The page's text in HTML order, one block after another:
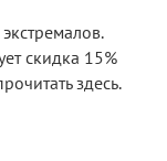
скидка 15%
здесь.